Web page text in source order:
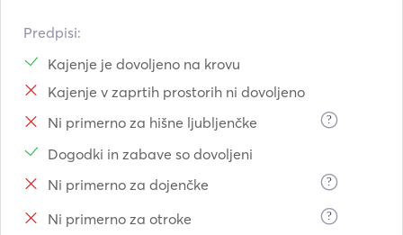
Predpisi:
Kajenje je dovoljeno na krovu
Kajenje v zaprtih prostorih ni dovoljeno
Ni primerno za hišne ljubljenčke
?
Dogodki in zabave so dovoljeni
Ni primerno za dojenčke
?
Ni primerno za otroke ?